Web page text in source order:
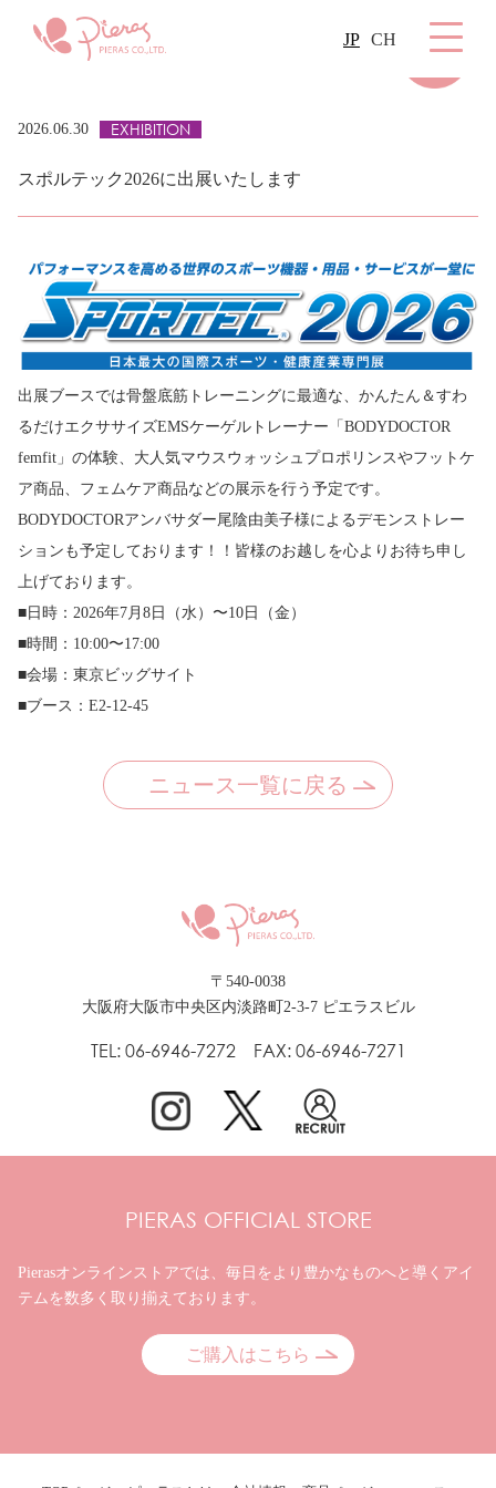
JP CH
2026.06.30 EXHIBITION
スポルテック2026に出展いたします
出展ブースでは骨盤底筋トレーニングに最適な、かんたん＆すわ
るだけエクササイズEMSケーゲルトレーナー「BODYDOCTOR
femfit」の体験、大人気マウスウォッシュプロポリンスやフットケ
ア商品、フェムケア商品などの展示を行う予定です。
BODYDOCTORアンバサダー尾陰由美子様によるデモンストレー
ションも予定しております！！皆様のお越しを心よりお待ち申し
上げております。
■日時：2026年7月8日（水）〜10日（金）
■時間：10:00〜17:00
■会場：東京ビッグサイト
■ブース：E2-12-45
ニュース一覧に戻る
〒540-0038
大阪府大阪市中央区内淡路町2-3-7 ピエラスビル
TEL: 06-6946-7272 FAX: 06-6946-7271
PIERAS OFFICIAL STORE
Pierasオンラインストアでは、毎日をより豊かなものへと 導くアイ
テムを数多く取り揃えております。
ご購入はこちら